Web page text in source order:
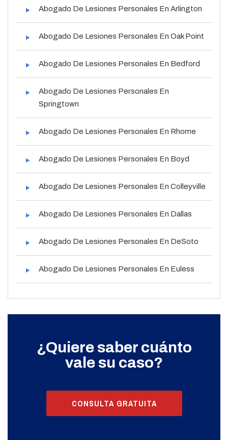
Abogado De Lesiones Personales En Arlington
Abogado De Lesiones Personales En Oak Point
Abogado De Lesiones Personales En Bedford
Abogado De Lesiones Personales En
Springtown
Abogado De Lesiones Personales En Rhome
Abogado De Lesiones Personales En Boyd
Abogado De Lesiones Personales En Colleyville
Abogado De Lesiones Personales En Dallas
Abogado De Lesiones Personales En DeSoto
Abogado De Lesiones Personales En Euless
¿Quiere saber cuánto
vale su caso?
CONSULTA GRATUITA